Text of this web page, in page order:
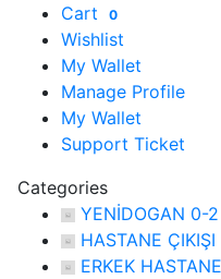
Cart 0
Wishlist
My Wallet
Manage Profile
My Wallet
Support Ticket
Categories
YENİDOGAN 0-
HASTANE ÇIKIŞI
ERKEK